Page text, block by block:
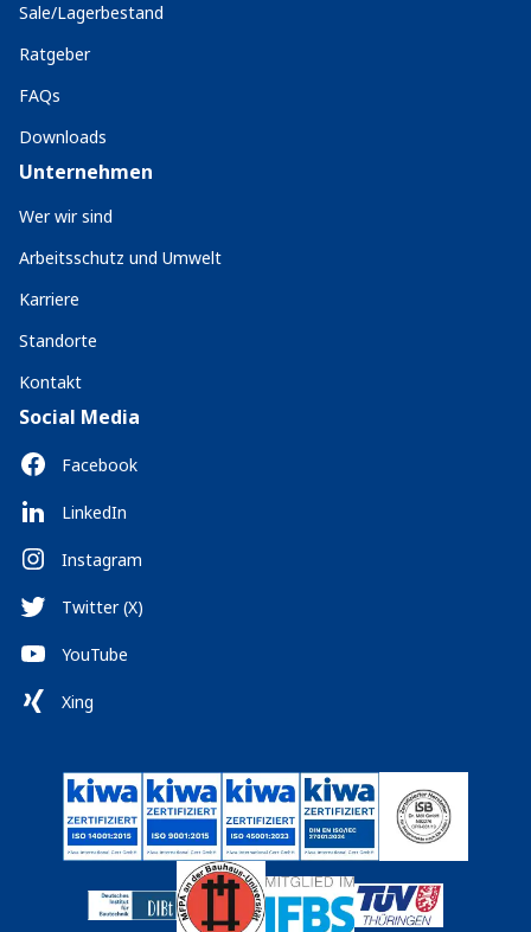
Sale/Lagerbestand
Ratgeber
FAQs
Downloads
Unternehmen
Wer wir sind
Arbeitsschutz und Umwelt
Karriere
Standorte
Kontakt
Social Media
Facebook
LinkedIn
Instagram
Twitter (X)
YouTube
Xing